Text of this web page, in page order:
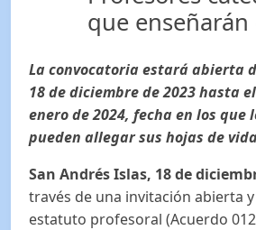
que enseñarán
La convocatoria estará abierta
18 de diciembre de 2023 hasta
enero de 2024, fecha en los que
pueden allegar sus hojas de
San Andrés Islas, 18 de
través de una invitación abierta
estatuto profesoral (Acuerdo